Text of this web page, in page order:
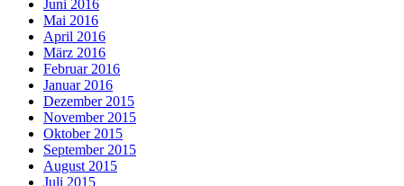
Juni 2016
Mai 2016
April 2016
März 2016
Februar 2016
Januar 2016
Dezember 2015
November 2015
Oktober 2015
September 2015
August 2015
Juli 2015